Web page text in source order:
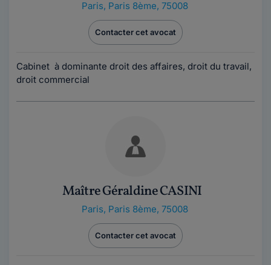
Paris, Paris 8ème, 75008
Contacter cet avocat
Cabinet à dominante droit des affaires, droit du travail,
droit commercial
Maître Géraldine CASINI
Paris, Paris 8ème, 75008
Contacter cet avocat